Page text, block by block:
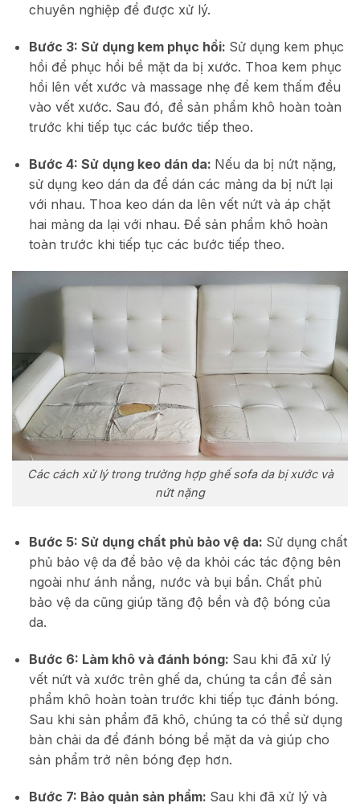
chuyên nghiệp để được xử lý.
Bước 3: Sử dụng kem phục hồi: Sử dụng kem phục
hồi để phục hồi bề mặt da bị xước. Thoa kem phục
hồi lên vết xước và massage nhẹ để kem thấm đều
vào vết xước. Sau đó, để sản phẩm khô hoàn toàn
trước khi tiếp tục các bước tiếp theo.
Bước 4: Sử dụng keo dán da: Nếu da bị nứt nặng,
sử dụng keo dán da để dán các mảng da bị nứt lại
với nhau. Thoa keo dán da lên vết nứt và áp chặt
hai mảng da lại với nhau. Để sản phẩm khô hoàn
toàn trước khi tiếp tục các bước tiếp theo.
Các cách xử lý trong trường hợp ghế sofa da bị xước và
nứt nặng
Bước 5: Sử dụng chất phủ bảo vệ da: Sử dụng chất
phủ bảo vệ da để bảo vệ da khỏi các tác động bên
ngoài như ánh nắng, nước và bụi bẩn. Chất phủ
bảo vệ da cũng giúp tăng độ bền và độ bóng của
da.
Bước 6: Làm khô và đánh bóng: Sau khi đã xử lý
vết nứt và xước trên ghế da, chúng ta cần để sản
phẩm khô hoàn toàn trước khi tiếp tục đánh bóng.
Sau khi sản phẩm đã khô, chúng ta có thể sử dụng
bàn chải da để đánh bóng bề mặt da và giúp cho
sản phẩm trở nên bóng đẹp hơn.
Bước 7: Bảo quản sản phẩm: Sau khi đã xử lý và